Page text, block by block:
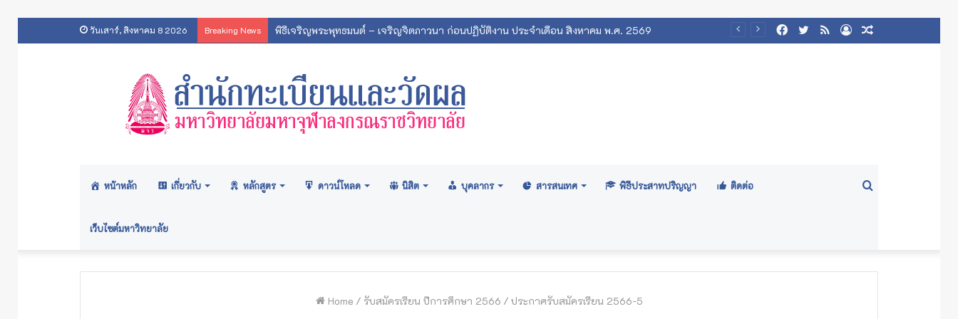
วันเสาร์, สิงหาคม 8 2026 Breaking News พิธีเจริญพระพุทธมนต์ – เจริญจิตภาวนา ก่อนปฏิบัติงาน ประจำเดือน สิงหาคม พ.ศ. 2569
Log
RSS
Twitter
Facebook
หน้าหลัก เกี่ยวกับ หลักสูตร ดาวน์โหลด นิสิต บุคลากร สารสนเทศ พิธีประสาทปริญญา ติดต่อ
เว็บไซต์มหาวิทยาลัย
Home / รับสมัครเรียน ปีการศึกษา 2566 / ประกาศรับสมัครเรียน 2566-5